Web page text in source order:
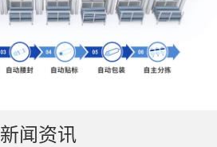
新闻资讯